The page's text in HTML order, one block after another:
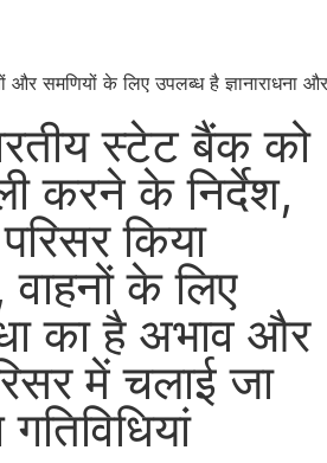
और समणियों के लिए उपलब्ध है
स्टेट बैंक को
करने के निर्देश,
किया
वाहनों के लिए
का है अभाव और
में चलाई जा